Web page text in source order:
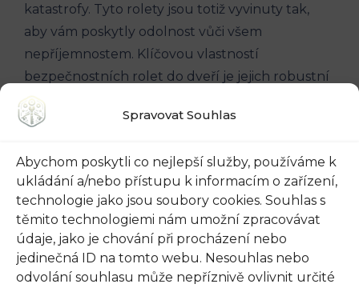
Spravovat Souhlas
Abychom poskytli co nejlepší služby, používáme k
ukládání a/nebo přístupu k informacím o zařízení,
technologie jako jsou soubory cookies. Souhlas s
těmito technologiemi nám umožní zpracovávat
údaje, jako je chování při procházení nebo
jedinečná ID na tomto webu. Nesouhlas nebo
odvolání souhlasu může nepříznivě ovlivnit určité
katastrofy. Tyto rolety jsou totiž vyvinuty tak,
aby vám poskytly odolnost vůči všem
nepříjemnostem. Klíčovou vlastností
bezpečnostních rolet do dveří je jejich robustní
konstrukce. Jsou vyrobeny z kvalitních
materiálů, které odolávají vnějším vlivům a
silných větrů, krupobití nebo násilného pokusu
o vloupání. Tyto rolety jsou pevné a spolehlivé.
Kromě odolnosti mají bezpečnostní rolety do
dveří také funkční a praktické vlastnosti. Mohou
být ovládány buď manuálně nebo pomocí
dálkového ovladače. Díky tomu můžete